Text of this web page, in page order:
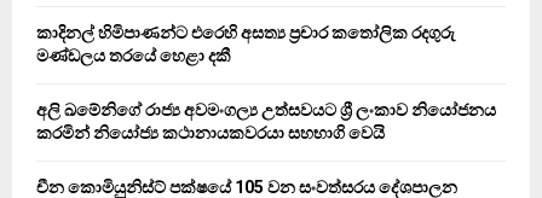
කාදිනල් හිමිපාණන්ට එරෙහි අසත්‍ය ප්‍රචාර කතෝලික රදගුරු
මණ්ඩලය තරයේ හෙළා දකී
අලි ඛමේනිගේ රාජ්‍ය අවමංගල්‍ය උත්සවයට ශ්‍රී ලංකාව නියෝජනය
කරමින් නියෝජ්‍ය කථානායකවරයා සහභාගි වෙයි
චීන කොමියුනිස්ට් පක්ෂයේ 105 වන සංවත්සරය දේශපාලන